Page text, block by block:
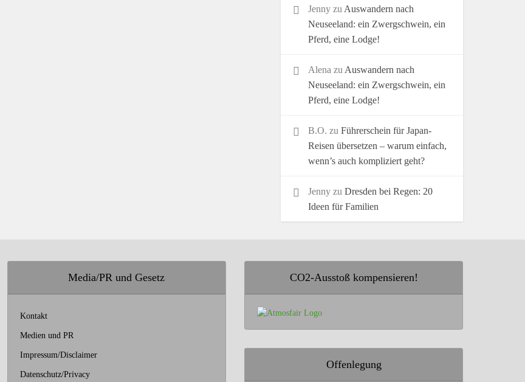
Jenny zu Auswandern nach
Neuseeland: ein Zwergschwein, ein
Pferd, eine Lodge!
Alena zu Auswandern nach
Neuseeland: ein Zwergschwein, ein
Pferd, eine Lodge!
B.O. zu Führerschein für Japan-
Reisen übersetzen – warum einfach,
wenn’s auch kompliziert geht?
Jenny zu Dresden bei Regen: 20
Ideen für Familien
Media/PR und Gesetz
Kontakt
Medien und PR
Impressum/Disclaimer
Datenschutz/Privacy
CO2-Ausstoß kompensieren!
Offenlegung